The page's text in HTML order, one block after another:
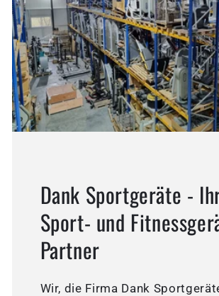
Dank Sportgeräte -
Sport- und
Partner
Wir, die Firma Dank